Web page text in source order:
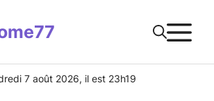
7 août 2026, il est 23h19